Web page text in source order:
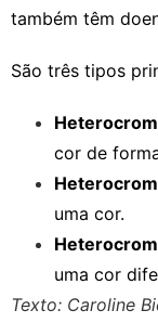
também têm
São três tipos
cor de
uma cor.
uma cor
Texto: Caroline